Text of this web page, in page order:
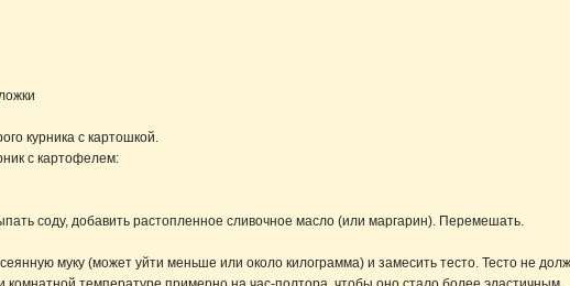
курника с картошкой.
с картофелем:
соду, добавить растопленное сливочное масло (или маргарин). Перемешать.
муку (может уйти меньше или около килограмма) и замесить тесто. Тесто не